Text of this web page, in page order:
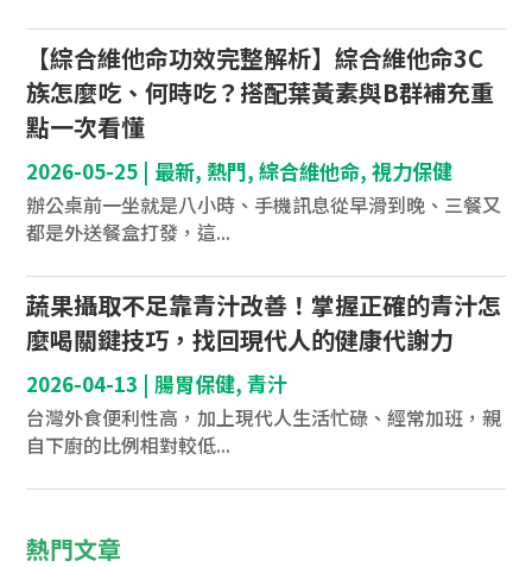
【綜合維他命功效完整解析】綜合維他命3C
族怎麼吃、何時吃？搭配葉黃素與B群補充重
點一次看懂
2026-05-25 | 最新, 熱門,綜合維他命,視力保健
辦公桌前一坐就是八小時、手機訊息從早滑到晚、三餐又
都是外送餐盒打發，這...
蔬果攝取不足靠青汁改善！掌握正確的青汁怎
麼喝關鍵技巧，找回現代人的健康代謝力
2026-04-13 |腸胃保健,青汁
台灣外食便利性高，加上現代人生活忙碌、經常加班，親
自下廚的比例相對較低...
熱門文章